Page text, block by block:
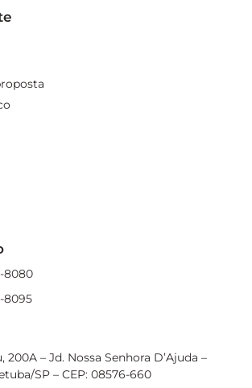
8080
8095
200A – Jd. Nossa Senhora D’Ajuda –
SP – CEP: 08576-660